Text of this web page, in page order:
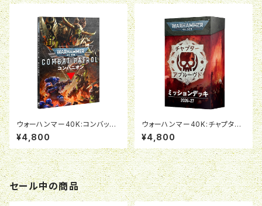
ウォーハンマー40K:コンバット
パトロール・コンパニオン（日本
語版）
¥4,800
ウォーハンマー40K:チャプター
アプルーブド ミッションデッキ2
026-27（日本語版）
¥4,800
セール中の商品